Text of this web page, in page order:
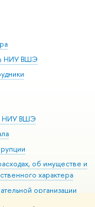
в НИУ ВШЭ
НИУ ВШЭ
об имуществе и
характера
организации
возможностями здоровья